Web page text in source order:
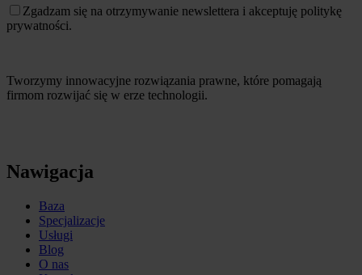
Zgadzam się na otrzymywanie newslettera i akceptuję politykę
prywatności.
Tworzymy innowacyjne rozwiązania prawne, które pomagają
firmom rozwijać się w erze technologii.
Nawigacja
Baza
Specjalizacje
Usługi
Blog
O nas